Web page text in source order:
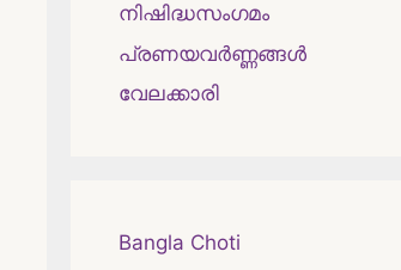
നിഷിദ്ധസംഗമം
പ്രണയവർണ്ണങ്ങൾ
വേലക്കാരി
Bangla Choti